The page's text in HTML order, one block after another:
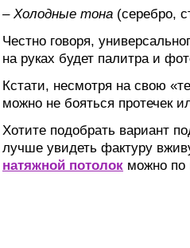
– Холодные тона (серебро,
Честно говоря,
на руках будет палитра и
Кстати, несмотря на свою
можно не бояться протечек
Хотите подобрать вариант
лучше увидеть фактуру
натяжной потолок можно по